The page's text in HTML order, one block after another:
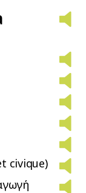
civique)